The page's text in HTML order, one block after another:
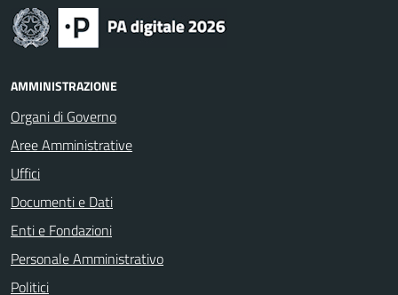
AMMINISTRAZIONE
Organi di Governo
Aree Amministrative
Uffici
Documenti e Dati
Enti e Fondazioni
Personale Amministrativo
Politici